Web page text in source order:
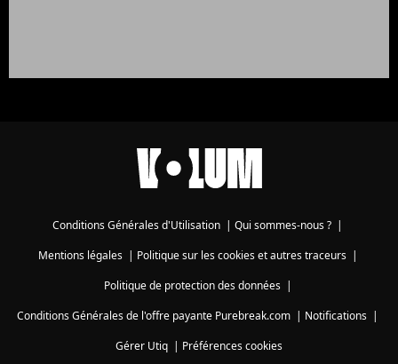
Conditions Générales d'Utilisation | Qui sommes-nous ? |
Mentions légales| Politique sur les cookies et autres traceurs|
Politique de protection des données|
Conditions Générales de l'offre payante Purebreak.com | Notifications |
Gérer Utiq | Préférences cookies